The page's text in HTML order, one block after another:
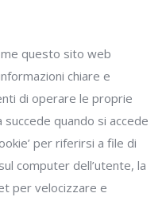
questo sito web
chiare e
di operare le proprie
quando si accede
per riferirsi a file di
computer dell’utente, la
per velocizzare e